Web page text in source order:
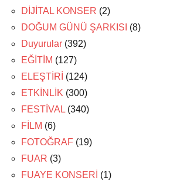
DİJİTAL KONSER (2)
DOĞUM GÜNÜ ŞARKISI (8)
Duyurular (392)
EĞİTİM (127)
ELEŞTİRİ (124)
ETKİNLİK (300)
FESTİVAL (340)
FİLM (6)
FOTOĞRAF (19)
FUAR (3)
FUAYE KONSERİ (1)